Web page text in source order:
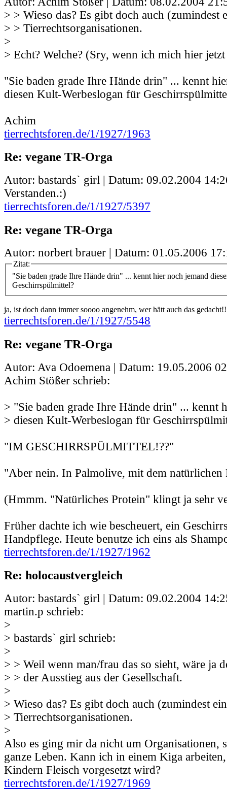
> > Wieso das? Es gibt doch auch (zumindest
> > Tierrechtsorganisationen.
>
> Echt? Welche? (Sry, wenn ich mich hier
"Sie baden grade Ihre Hände drin" ... kennt
diesen Kult-Werbeslogan für
Achim
tierrechtsforen.de/1/1927/1963
Re: vegane TR-Orga
Autor: bastards` girl | Datum: 09.02.2004
Verstanden.:)
tierrechtsforen.de/1/1927/5397
Re: vegane TR-Orga
Autor: norbert brauer | Datum: 01.05.2006
Zitat:
"Sie baden grade Ihre Hände drin" ... kennt hier noch jemand
Geschirrspülmittel?
ja, ist doch dann immer soooo angenehm, wer hätt auch das gedacht!!
tierrechtsforen.de/1/1927/5548
Re: vegane TR-Orga
Autor: Ava Odoemena | Datum: 19.05.2006
Achim Stößer schrieb:
> "Sie baden grade Ihre Hände drin" ... kennt
> diesen Kult-Werbeslogan für
"IM GESCHIRRSPÜLMITTEL!??"
"Aber nein. In Palmolive, mit dem natürlichen
(Hmmm. "Natürliches Protein" klingt ja sehr
Früher dachte ich wie bescheuert, ein
Handpflege. Heute benutze ich eins als
tierrechtsforen.de/1/1927/1962
Re: holocaustvergleich
Autor: bastards` girl | Datum: 09.02.2004
martin.p schrieb:
>
> bastards` girl schrieb:
>
> > Weil wenn man/frau das so sieht, wäre ja
> > der Ausstieg aus der Gesellschaft.
>
> Wieso das? Es gibt doch auch (zumindest
> Tierrechtsorganisationen.
>
Also es ging mir da nicht um Organisationen,
ganze Leben. Kann ich in einem Kiga
Kindern Fleisch vorgesetzt wird?
tierrechtsforen.de/1/1927/1969